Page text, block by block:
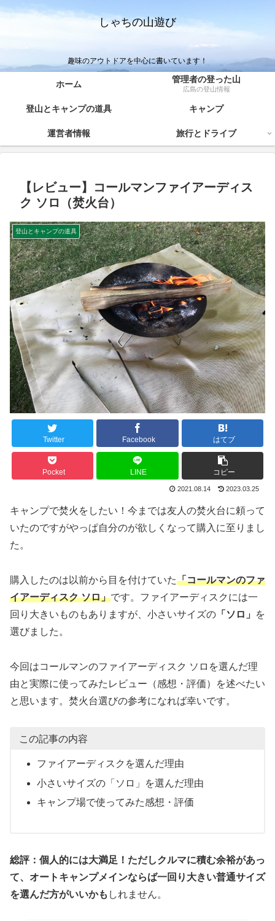
しゃちの山遊び
趣味のアウトドアを中心に書いています！
ホーム 管理者の登った山
広島の登山情報
登山とキャンプの道具 キャンプ
運営者情報 旅行とドライブ
【レビュー】コールマンファイアーディス
ク ソロ（焚火台）
登山とキャンプの道具
Twitter Facebook はてブ
Pocket LINE コピー
2021.08.14 2023.03.25
キャンプで焚火をしたい！今までは友人の焚火台に頼って
いたのですがやっぱ自分のが欲しくなって購入に至りまし
た。
購入したのは以前から目を付けていた「コールマンのファ
イアーディスク ソロ」です。ファイアーディスクには一
回り大きいものもありますが、小さいサイズの 「ソロ」
を
選びました。
今回はコールマンのファイアーディスク ソロを選んだ理
由と実際に使ってみたレビュー（感想・評価）を述べたい
と思います。焚火台選びの参考になれば幸いです。
この記事の内容
ファイアーディスクを選んだ理由
小さいサイズの「ソロ」を選んだ理由
キャンプ場で使ってみた感想・評価
総評：個人的には大満足！ただしクルマに積む余裕があっ
て、オートキャンプメインならば一回り大きい普通サイズ
を選んだ方がいいかも しれません。